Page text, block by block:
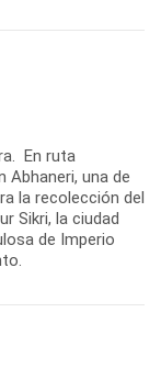
En ruta
Abhaneri, una de
la recolección del
Sikri, la ciudad
de Imperio